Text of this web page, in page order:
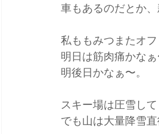
剱岳・立山連峰 西上州の山
日本バックカントリースキーガイ
車もあるのだとか
私ももみつまたオ
明日は筋肉痛かなぁ
明後日かなぁ〜。
スキー場は圧雪し
でも山は大量降雪